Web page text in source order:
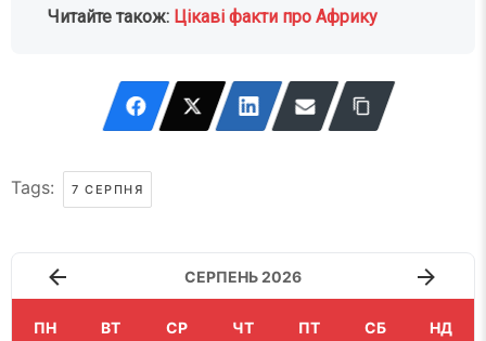
Читайте також: Цікаві факти про Африку
Tags: 7 СЕРПНЯ
СЕРПЕНЬ 2026
ПН ВТ СР ЧТ ПТ СБ НД